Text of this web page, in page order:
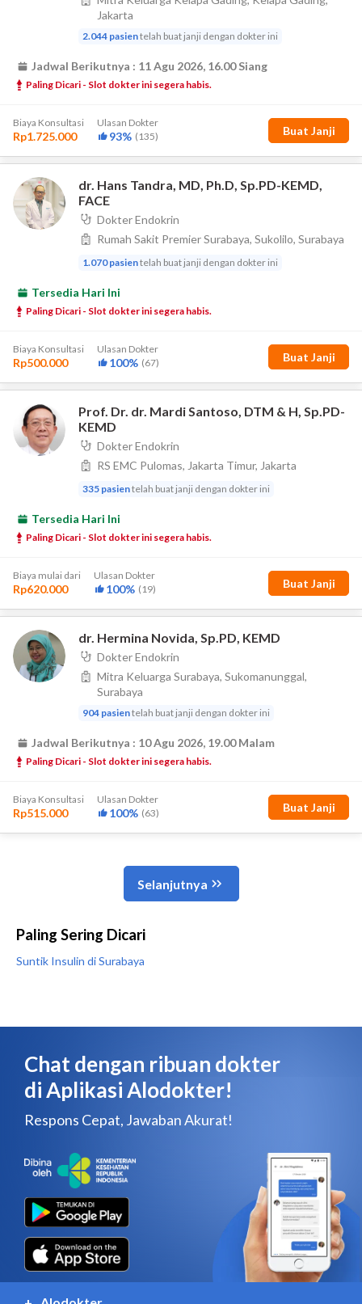
Paling Sering Dicari
Suntik Insulin di Surabaya